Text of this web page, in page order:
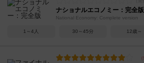
ナショナルエコノミー：完全版
National Economy: Complete version
1～4人 30～45分 12歳～